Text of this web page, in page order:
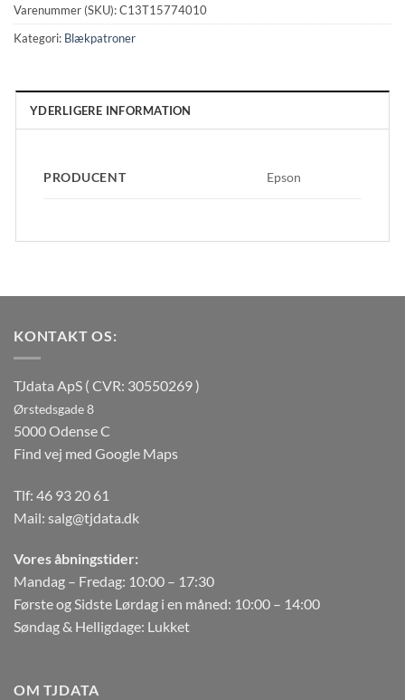
Varenummer (SKU):C13T15774010
Kategori: Blækpatroner
YDERLIGERE INFORMATION
PRODUCENT Epson
KONTAKT OS:
TJdata ApS ( CVR: 30550269 )
Ørstedsgade 8
5000 Odense C
Find vej med Google Maps
Tlf: 46 93 20 61
Mail: salg@tjdata.dk
Vores åbningstider:
Mandag – Fredag: 10:00 – 17:30
Første og Sidste Lørdag i en måned: 10:00 – 14:00
Søndag & Helligdage: Lukket
OM TJDATA